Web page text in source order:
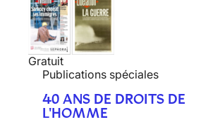
Gratuit
Publications spéciales
40 ANS DE DROITS DE
L'HOMME